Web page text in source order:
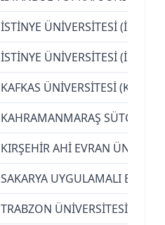
İSTİNYE ÜNİVERSİTESİ
İSTİNYE ÜNİVERSİTESİ
KAFKAS ÜNİVERSİTESİ (KARS)
KAHRAMANMARAŞ SÜTÇÜ
KIRŞEHİR AHİ EVRAN
SAKARYA UYGULAMALI
TRABZON ÜNİVERSİTESİ